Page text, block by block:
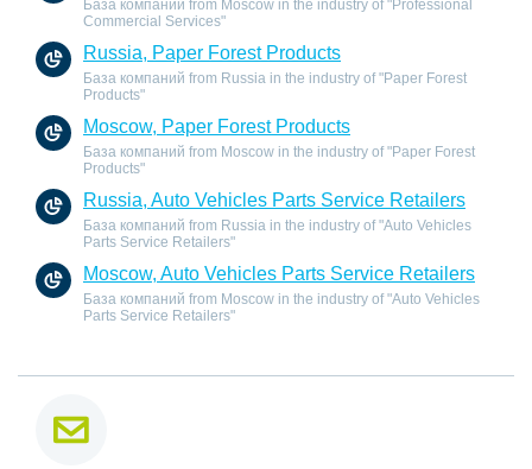
База компаний from Moscow in the industry of "Professional
Commercial Services"
Russia, Paper Forest Products
База компаний from Russia in the industry of "Paper Forest
Products"
Moscow, Paper Forest Products
База компаний from Moscow in the industry of "Paper Forest
Products"
Russia, Auto Vehicles Parts Service Retailers
База компаний from Russia in the industry of "Auto Vehicles
Parts Service Retailers"
Moscow, Auto Vehicles Parts Service Retailers
База компаний from Moscow in the industry of "Auto Vehicles
Parts Service Retailers"